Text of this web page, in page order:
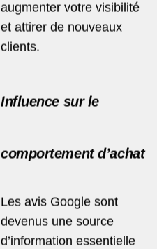
augmenter votre visibilité
et attirer de nouveaux
clients.
Influence sur le
comportement d’achat
Les avis Google sont
devenus une source
d’information essentielle